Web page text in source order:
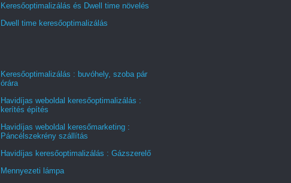
Keresőoptimalizálás és Dwell time növelés
Dwell time keresőoptimalizálás
Keresőoptimalizálás : buvóhely, szoba pár
órára
Havidíjas weboldal keresőoptimalizálás :
kerítés építés
Havidíjas weboldal keresőmarketing :
Páncélszekrény szállítás
Havidíjas keresőoptimalizálás : Gázszerelő
Mennyezeti lámpa